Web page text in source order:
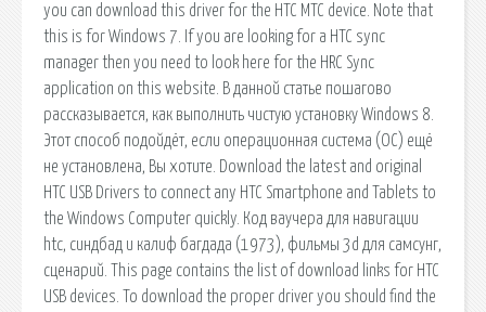
you can download this driver for the HTC MTC device. Note that
this is for Windows 7. If you are looking for a HTC sync
manager then you need to look here for the HRC Sync
application on this website. В данной статье пошагово
рассказывается, как выполнить чистую установку Windows 8.
Этот способ подойдёт, если операционная система (ОС) ещё
не установлена, Вы хотите. Download the latest and original
HTC USB Drivers to connect any HTC Smartphone and Tablets to
the Windows Computer quickly. Код ваучера для навигации
htc, синдбад и калиф багдада (1973), фильмы 3d для самсунг,
сценарий. This page contains the list of download links for HTC
USB devices. To download the proper driver you should find the